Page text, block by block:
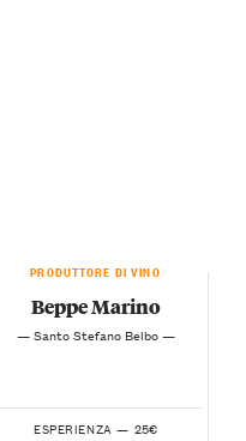
PRODUTTORE DI VINO
Beppe Marino
— Santo Stefano Belbo —
ESPERIENZA — 25€